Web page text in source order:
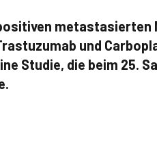
und
Studie, die beim 25.